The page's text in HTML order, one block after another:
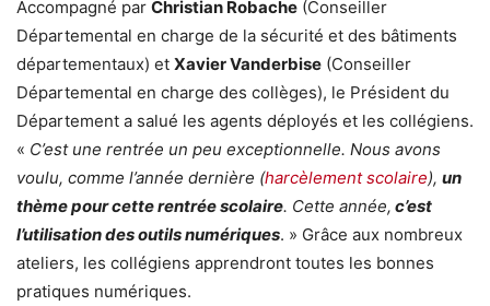
Accompagné par Christian Robache (Conseiller
Départemental en charge de la sécurité et des bâtiments
départementaux) et Xavier Vanderbise (Conseiller
Départemental en charge des collèges), le Président du
Département a salué les agents déployés et les collégiens.
« C’est une rentrée un peu exceptionnelle. Nous avons
voulu, comme l’année dernière (harcèlement scolaire), un
thème pour cette rentrée scolaire. Cette année, c’est
l’utilisation des outils numériques. » Grâce aux nombreux
ateliers, les collégiens apprendront toutes les bonnes
pratiques numériques.